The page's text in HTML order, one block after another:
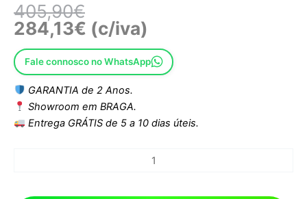
405,90€
284,13€ (c/iva)
Fale connosco no WhatsApp
GARANTIA de 2 Anos.
Showroom em BRAGA.
Entrega GRÁTIS de 5 a 10 dias úteis.